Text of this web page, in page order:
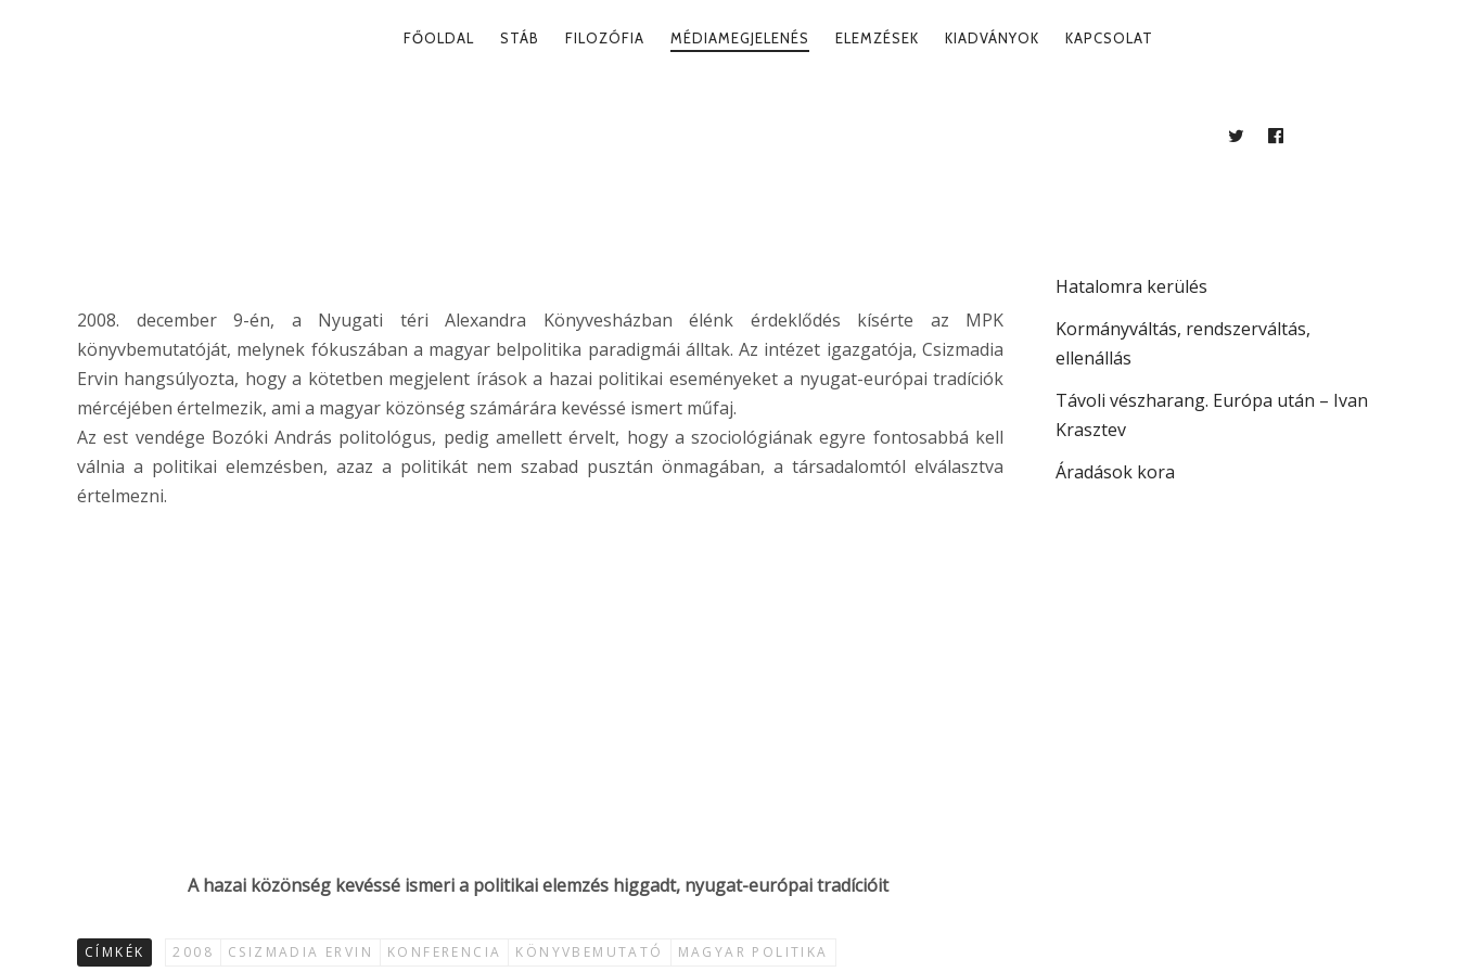
PRIMARY
FŐOLDAL STÁB FILOZÓFIA MÉDIAMEGJELENÉS ELEMZÉSEK KIADVÁNYOK KAPCSOLAT
TWITTERFACEBOOK
2008. december 9-én, a Nyugati téri Alexandra Könyvesházban élénk érdeklődés kísérte az MPK
könyvbemutatóját, melynek fókuszában a magyar belpolitika paradigmái álltak. Az intézet igazgatója, Csizmadia
Ervin hangsúlyozta, hogy a kötetben megjelent írások a hazai politikai eseményeket a nyugat-európai tradíciók
mércéjében értelmezik, ami a magyar közönség számárára kevéssé ismert műfaj.
Az est vendége Bozóki András politológus, pedig amellett érvelt, hogy a szociológiának egyre fontosabbá kell
válnia a politikai elemzésben, azaz a politikát nem szabad pusztán önmagában, a társadalomtól elválasztva
értelmezni.
A hazai közönség kevéssé ismeri a politikai elemzés higgadt, nyugat-európai tradícióit
CÍMKÉK 2008 CSIZMADIA ERVIN KONFERENCIA KÖNYVBEMUTATÓ MAGYAR POLITIKA
Hatalomra kerülés
Kormányváltás, rendszerváltás,
ellenállás
Távoli vészharang. Európa után – Ivan
Krasztev
Áradások kora